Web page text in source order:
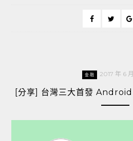
金融 2017 年 6
[分享] 台灣三大首發